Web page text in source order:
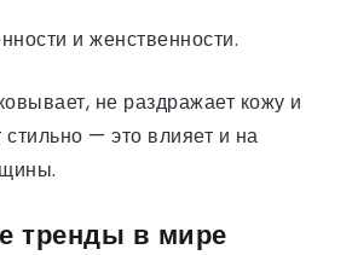
и женственности.
не раздражает кожу и
— это влияет и на
тренды в мире